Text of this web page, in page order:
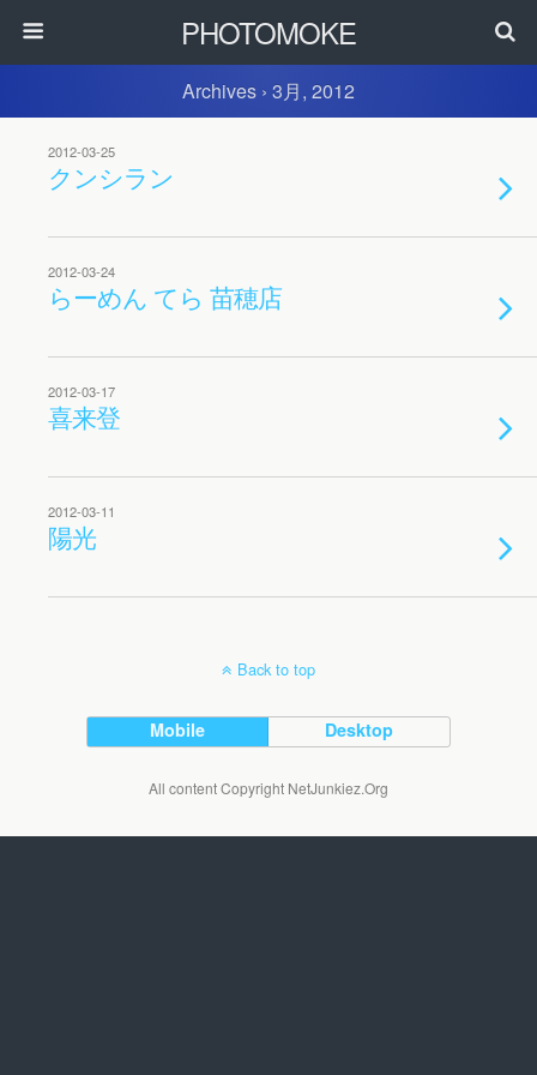
PHOTOMOKE
Archives › 3月, 2012
2012-03-25
クンシラン
2012-03-24
らーめん てら 苗穂店
2012-03-17
喜来登
2012-03-11
陽光
Back to top
Mobile Desktop
All content Copyright NetJunkiez.Org